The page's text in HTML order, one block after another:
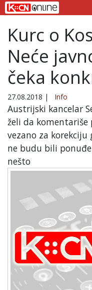
Kurc o
Neće
čeka
27.08.2018 | Info
Austrijski kancelar
želi da komentariše
vezano za korekciju
ne budu bili
nešto